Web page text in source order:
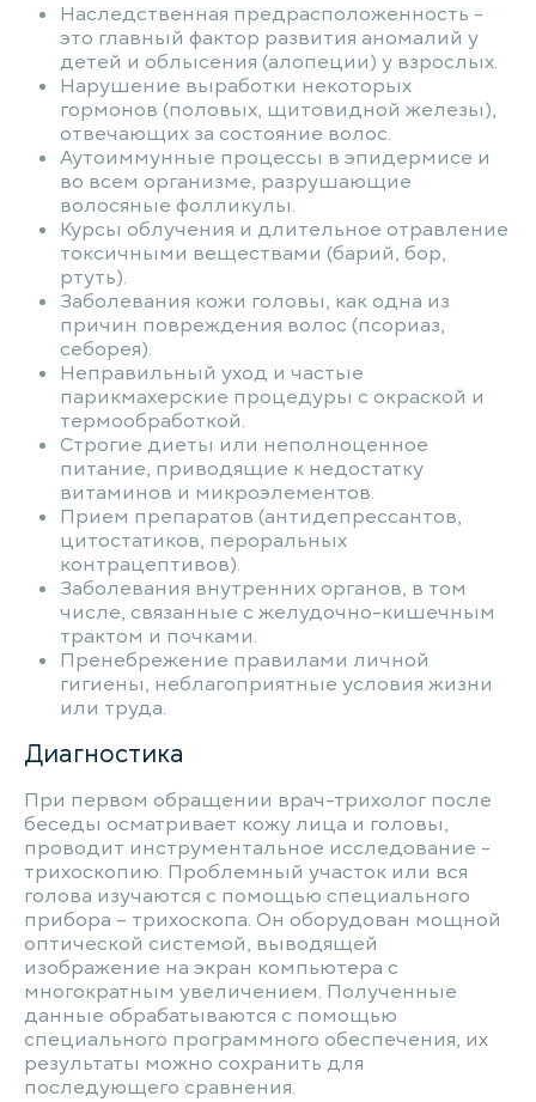
Наследственная предрасположенность -
это главный фактор развития аномалий у
детей и облысения (алопеции) у взрослых.
Нарушение выработки некоторых
гормонов (половых, щитовидной железы),
отвечающих за состояние волос.
Аутоиммунные процессы в эпидермисе и
во всем организме, разрушающие
волосяные фолликулы.
Курсы облучения и длительное отравление
токсичными веществами (барий, бор,
ртуть).
Заболевания кожи головы, как одна из
причин повреждения волос (псориаз,
себорея).
Неправильный уход и частые
парикмахерские процедуры с окраской и
термообработкой.
Строгие диеты или неполноценное
питание, приводящие к недостатку
витаминов и микроэлементов.
Прием препаратов (антидепрессантов,
цитостатиков, пероральных
контрацептивов).
Заболевания внутренних органов, в том
числе, связанные с желудочно-кишечным
трактом и почками.
Пренебрежение правилами личной
гигиены, неблагоприятные условия жизни
или труда.
Диагностика
При первом обращении врач-трихолог после
беседы осматривает кожу лица и головы,
проводит инструментальное исследование -
трихоскопию. Проблемный участок или вся
голова изучаются с помощью специального
прибора – трихоскопа. Он оборудован мощной
оптической системой, выводящей
изображение на экран компьютера с
многократным увеличением. Полученные
данные обрабатываются с помощью
специального программного обеспечения, их
результаты можно сохранить для
последующего сравнения.